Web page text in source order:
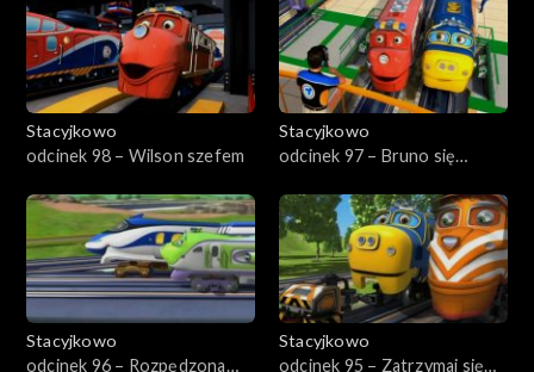
Stacyjkowo
odcinek 98 – Wilson szefem
Stacyjkowo
odcinek 97 – Bruno się
Stacyjkowo
odcinek 96 – Rozpędzona
Stacyjkowo
odcinek 95 – Zatrzymaj się